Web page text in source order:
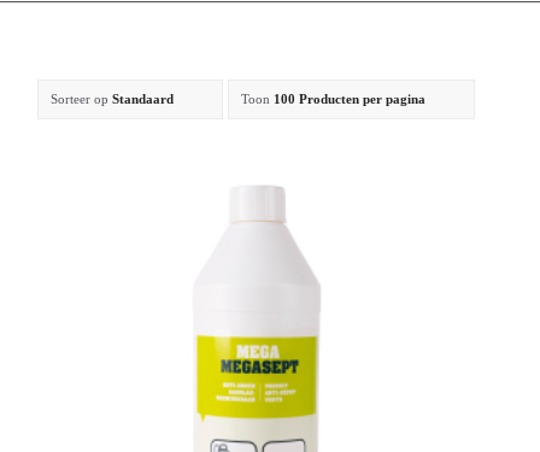
Sorteer opStandaard Toon 100 Producten per pagina